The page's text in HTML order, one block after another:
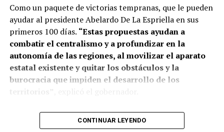
como la nueva casa de ProColombia se debe a su
desarrollo, progreso y emprendimiento.
Durante el encuentro, que se realizó en Plaza Mayor,
aseguró que:«los empalmes territoriales de la Patria
Milagro llegaron a Antioquia para seguir
construyendo, desde las regiones, la hoja de ruta del
Como un paquete de victorias tempranas, que le pueden
ayudar al presidente Abelardo De La Espriella en sus
primeros 100 días. “Estas propuestas ayudan a
combatir el centralismo y a profundizar en la
autonomía de las regiones, al movilizar el aparato
estatal existente y quitar los obstáculos y la
burocracia que impiden el desarrollo de los
“El presidente electo Abelardo De La Espriella recibe
una Colombia en los rines. El país debe pagar 590
CONTINUAR LEYENDO